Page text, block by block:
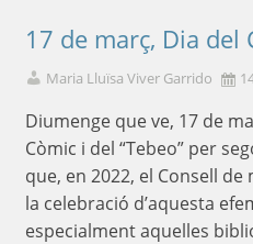
17 de març, Dia del
Maria Lluïsa Viver Garrido
Diumenge que ve, 17 de
Còmic i del “Tebeo” per
que, en 2022, el Consell
la celebració d’aquesta
especialment aquelles